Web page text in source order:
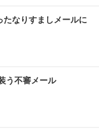
なりすましメールに
う不審メール